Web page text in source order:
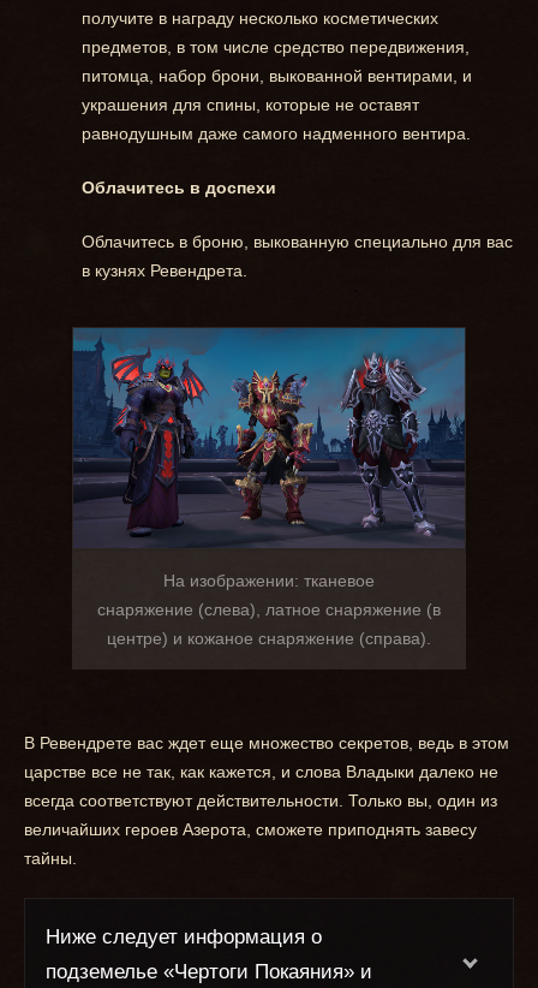
получите в награду несколько косметических
предметов, в том числе средство передвижения,
питомца, набор брони, выкованной вентирами, и
украшения для спины, которые не оставят
равнодушным даже самого надменного вентира.
Облачитесь в доспехи
Облачитесь в броню, выкованную специально для вас
в кузнях Ревендрета.
На изображении: тканевое
снаряжение (слева), латное снаряжение (в
центре) и кожаное снаряжение (справа).
В Ревендрете вас ждет еще множество секретов, ведь в этом
царстве все не так, как кажется, и слова Владыки далеко не
всегда соответствуют действительности. Только вы, один из
величайших героев Азерота, сможете приподнять завесу
тайны.
Ниже следует информация о
подземелье «Чертоги Покаяния» и